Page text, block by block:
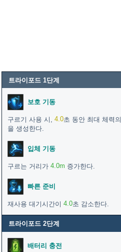
트라이포드 1단계
보호 기동
구르기 사용 시, 4.0초 동안 최대 체력의
을 생성한다.
입체 기동
구르는 거리가 4.0m 증가한다.
빠른 준비
재사용 대기시간이 4.0초 감소한다.
트라이포드 2단계
배터리 충전